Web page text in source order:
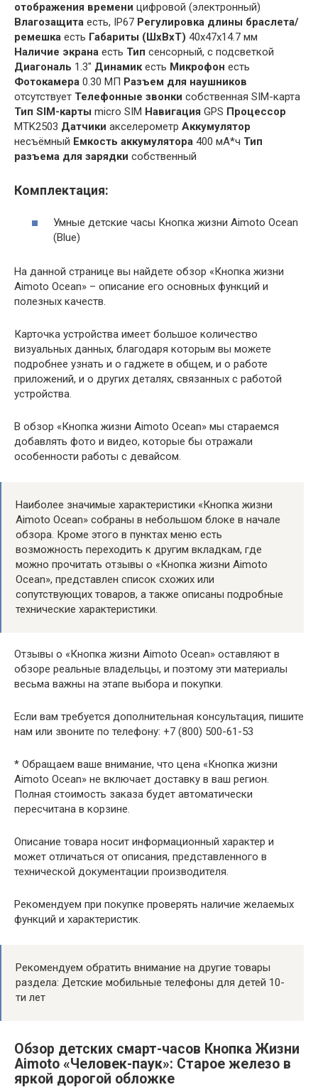
отображения времени цифровой (электронный)
Влагозащита есть, IP67 Регулировка длины браслета/
ремешка есть Габариты (ШхВхТ) 40x47x14.7 мм
Наличие экрана есть Тип сенсорный, с подсветкой
Диагональ 1.3″ Динамикесть Микрофон есть
Фотокамера 0.30 МП Разъем для наушников
отсутствует Телефонные звонки собственная SIM-карта
Тип SIM-карты micro SIM Навигация GPS Процессор
MTK2503 Датчики акселерометр Аккумулятор
несъёмный Емкость аккумулятора 400 мА*ч Тип
разъема для зарядки собственный
Комплектация:
Умные детские часы Кнопка жизни Aimoto Ocean
(Blue)
На данной странице вы найдете обзор «Кнопка жизни
Aimoto Ocean» – описание его основных функций и
полезных качеств.
Карточка устройства имеет большое количество
визуальных данных, благодаря которым вы можете
подробнее узнать и о гаджете в общем, и о работе
приложений, и о других деталях, связанных с работой
устройства.
В обзор «Кнопка жизни Aimoto Ocean» мы стараемся
добавлять фото и видео, которые бы отражали
особенности работы с девайсом.
Наиболее значимые характеристики «Кнопка жизни
Aimoto Ocean» собраны в небольшом блоке в начале
обзора. Кроме этого в пунктах меню есть
возможность переходить к другим вкладкам, где
можно прочитать отзывы о «Кнопка жизни Aimoto
Ocean», представлен список схожих или
сопутствующих товаров, а также описаны подробные
технические характеристики.
Отзывы о «Кнопка жизни Aimoto Ocean» оставляют в
обзоре реальные владельцы, и поэтому эти материалы
весьма важны на этапе выбора и покупки.
Если вам требуется дополнительная консультация, пишите
нам или звоните по телефону: +7 (800) 500-61-53
* Обращаем ваше внимание, что цена «Кнопка жизни
Aimoto Ocean» не включает доставку в ваш регион.
Полная стоимость заказа будет автоматически
пересчитана в корзине.
Описание товара носит информационный характер и
может отличаться от описания, представленного в
технической документации производителя.
Рекомендуем при покупке проверять наличие желаемых
функций и характеристик.
Рекомендуем обратить внимание на другие товары
раздела: Детские мобильные телефоны для детей 10-
ти лет
Обзор детских смарт-часов Кнопка Жизни
Aimoto «Человек-паук»: Старое железо в
яркой дорогой обложке